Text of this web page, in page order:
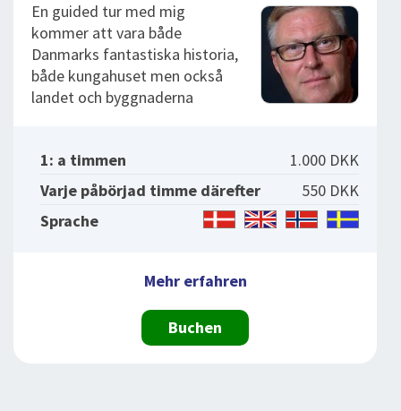
En guided tur med mig
kommer att vara både
Danmarks fantastiska historia,
både kungahuset men också
landet och byggnaderna
1: a timmen
1.000 DKK
Varje påbörjad timme därefter
550 DKK
Sprache
Mehr erfahren
Buchen